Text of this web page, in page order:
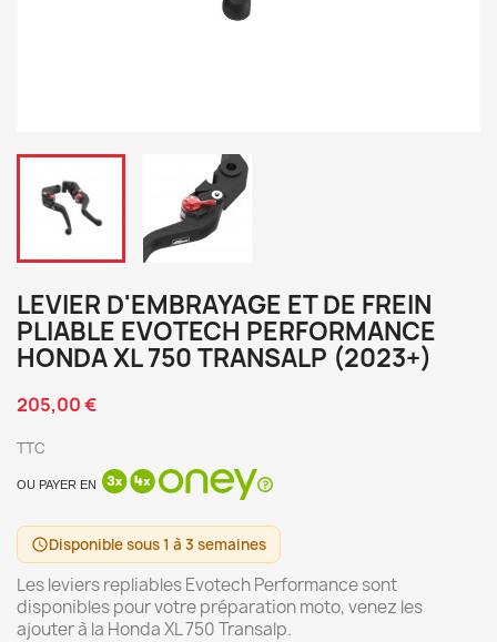
LEVIER D'EMBRAYAGE ET DE FREIN
PLIABLE EVOTECH PERFORMANCE
HONDA XL 750 TRANSALP (2023+)
205,00 €
TTC
OU PAYER EN
scheduleDisponible sous 1 à 3 semaines
Les leviers repliables Evotech Performance sont
disponibles pour votre préparation moto, venez les
ajouter à la Honda XL 750 Transalp.